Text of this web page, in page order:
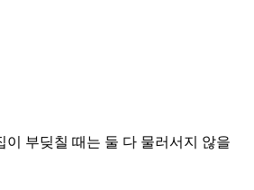
부딪칠 때는 둘 다 물러서지 않을